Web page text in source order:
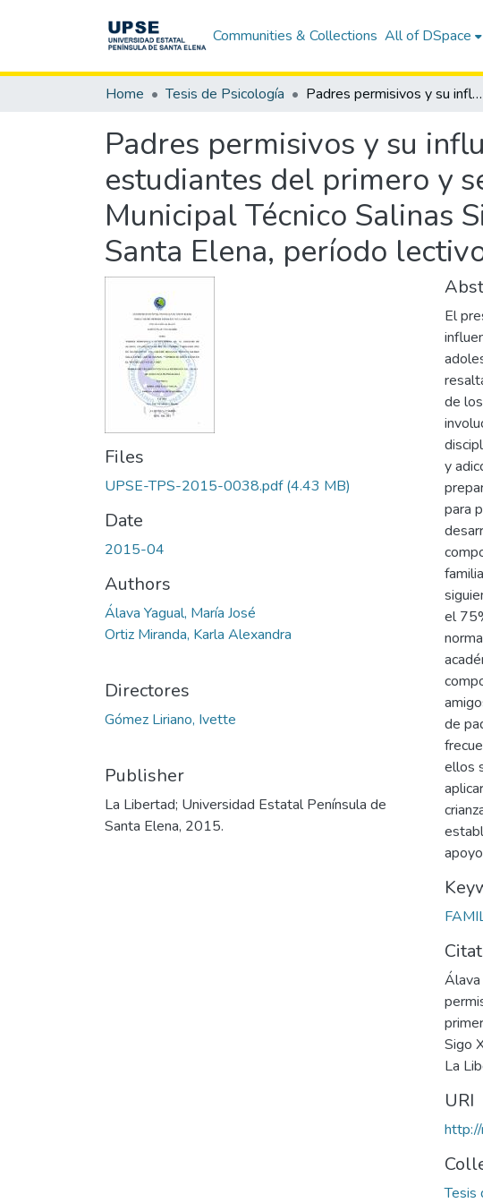
Communities & Collections All of DSpace
Home Tesis de Psicología Padres permisivos y su influencia en el consumo de alcohol en los estudiantes del primero y segundo año de bachillerato del Colegio Municipal Técnico Salinas Sigo XXI, del Cantón Salinas, Provincia de Santa Elena, período lectivo 2015.
Padres permisivos y su
estudiantes del primero y
Municipal Técnico Salinas
Santa Elena, período
Files
UPSE-TPS-2015-0038.pdf(4.43 MB)
Date
2015-04
Authors
Álava Yagual, María José
Ortiz Miranda, Karla Alexandra
Directores
Gómez Liriano, Ivette
Publisher
La Libertad; Universidad Estatal Península de
Santa Elena, 2015.
El
de
y
para
el
de
ellos
Álava
Sigo
La
URI
Tesis